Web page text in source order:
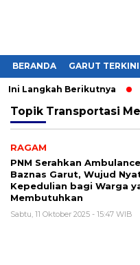
BERANDA GARUT TERKINI
Ini Langkah Berikutnya
Topik Transportasi
RAGAM
PNM Serahkan
Baznas Garut, Wujud
Kepedulian bagi Warga
Membutuhkan
Sabtu, 11 Oktober 2025 - 15:47 WIB